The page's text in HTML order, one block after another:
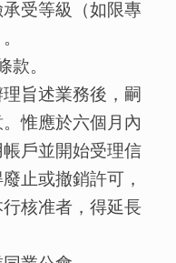
受等級（如限專
款。
旨述業務後，嗣
惟應於六個月內
戶並開始受理信
止或撤銷許可，
核准者，得延長